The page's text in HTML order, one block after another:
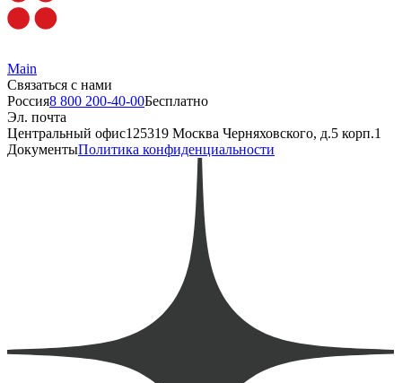
Main
Связаться с нами
Россия8 800 200-40-00Бесплатно
Эл. почта
Центральный офис125319 Москва Черняховского, д.5 корп.1
ДокументыПолитика конфиденциальности